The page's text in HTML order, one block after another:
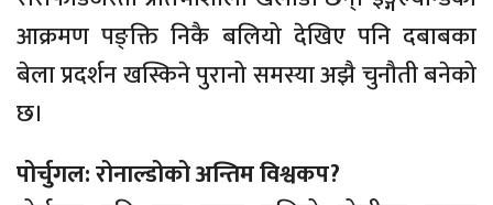
आक्रमण पङ्क्ति निकै बलियो देखिए पनि दबाबका
बेला प्रदर्शन खस्किने पुरानो समस्या अझै चुनौती बनेको
छ।
पोर्चुगल: रोनाल्डोको अन्तिम विश्वकप?